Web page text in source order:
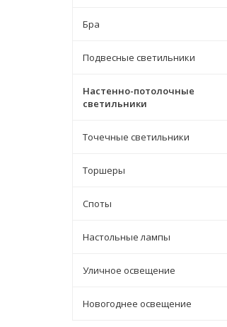
Бра
Подвесные светильники
Настенно-потолочные
светильники
Точечные светильники
Торшеры
Споты
Настольные лампы
Уличное освещение
Новогоднее освещение